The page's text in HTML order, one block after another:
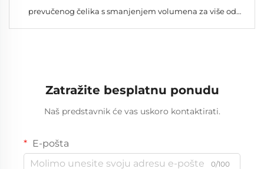
prevučenog čelika s smanjenjem volumena za više od
60%, za stanovanje, vanjsku privremenu upotrebu i
Zatražite besplatnu ponudu
Naš predstavnik će vas uskoro kontaktirati.
E-pošta
0/100